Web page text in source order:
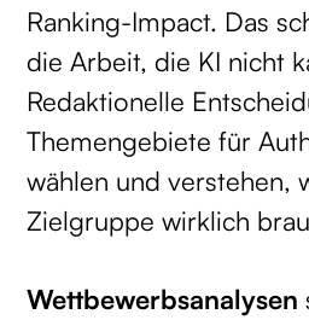
Ranking-Impact. Das
die Arbeit, die KI nicht
Redaktionelle
Themengebiete für
wählen und verstehen,
Zielgruppe wirklich
Wettbewerbsanalysen